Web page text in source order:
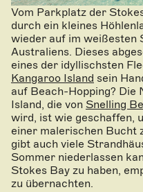
Vom Parkplatz der
durch ein kleines
wieder auf im weißesten
Australiens. Dieses
eines der idyllischsten
Kangaroo Island sein
auf Beach-Hopping? Die
Island, die von Snelling
wird, ist wie geschaffen,
einer malerischen Bucht
gibt auch viele
Sommer niederlassen
Stokes Bay zu haben,
zu übernachten.